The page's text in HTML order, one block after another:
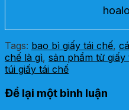
Tags: bao bì giấy tái chế,
chế là gì, sản phẩm từ giấy
túi giấy tái chế
Để lại một bình luận